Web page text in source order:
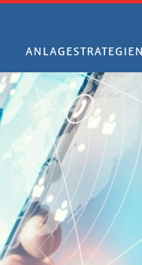
ANLAGESTRATEGIEN